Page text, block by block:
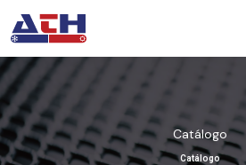
Catálogo
Catálogo